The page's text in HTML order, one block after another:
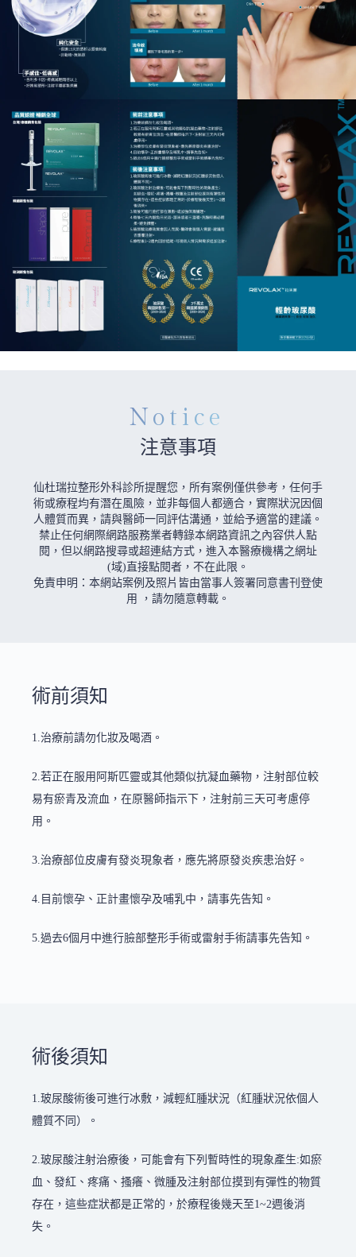
Notice
注意事項
仙杜瑞拉整形外科診所提醒您，所有案例僅供參考，任何手
術或療程均有潛在風險，並非每個人都適合，實際狀況因個
人體質而異，請與醫師一同評估溝通，並給予適當的建議。
禁止任何網際網路服務業者轉錄本網路資訊之內容供人點
閱，但以網路搜尋或超連結方式，進入本醫療機構之網址
(域)直接點閱者，不在此限。
免責申明：本網站案例及照片皆由當事人簽署同意書刊登使
用 ，請勿隨意轉載。
術前須知
1.治療前請勿化妝及喝酒。
2.若正在服用阿斯匹靈或其他類似抗凝血藥物，注射部位較
易有瘀青及流血，在原醫師指示下，注射前三天可考慮停
用。
3.治療部位皮膚有發炎現象者，應先將原發炎疾患治好。
4.目前懷孕、正計畫懷孕及哺乳中，請事先告知。
5.過去6個月中進行臉部整形手術或雷射手術請事先告知。
術後須知
1.玻尿酸術後可進行冰敷，減輕紅腫狀況（紅腫狀況依個人
體質不同）。
2.玻尿酸注射治療後，可能會有下列暫時性的現象產生:如瘀
血、發紅、疼痛、搔癢、微腫及注射部位摸到有彈性的物質
存在，這些症狀都是正常的，於療程後幾天至1~2週後消
失。